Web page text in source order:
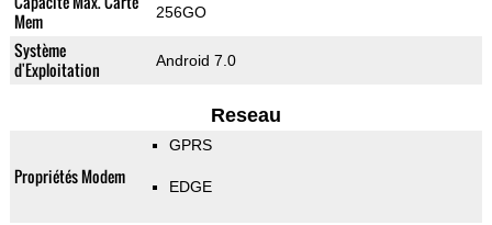
Mem
256GO
Système
d'Exploitation
Android 7.0
Reseau
Propriétés Modem
GPRS
EDGE